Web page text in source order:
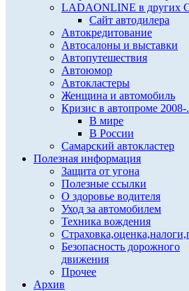
LADAONLINE в других
Сайт автодилера
Автокредитование
Автосалоны и выставки
Автопутешествия
Автоюмор
Автокластеры
Женщина и автомобиль
Кризис в автопроме 2008-
В мире
В России
Самарский автокластер
Полезная информация
Защита от угона
Полезные ссылки
О здоровье водителя
Уход за автомобилем
Техника вождения
Безопасность дорожного
движения
Прочее
Архив